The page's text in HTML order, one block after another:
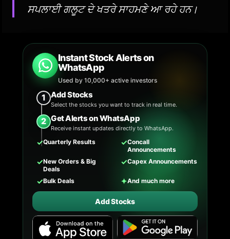
ਸਪਲਾਈ ਗਲੂਟ ਦੇ ਖਤਰੇ ਸਾਹਮਣੇ ਆ ਰਹੇ ਹਨ।
Instant Stock Alerts on
WhatsApp
Used by 10,000+ active investors
1 Add Stocks
Select the stocks you want to track in real time.
2 Get Alerts on WhatsApp
Receive instant updates directly to WhatsApp.
✓Quarterly Results ✓Concall
Announcements
✓New Orders & Big
Deals
✓Capex Announcements
✓Bulk Deals ✦And much more
Add Stocks